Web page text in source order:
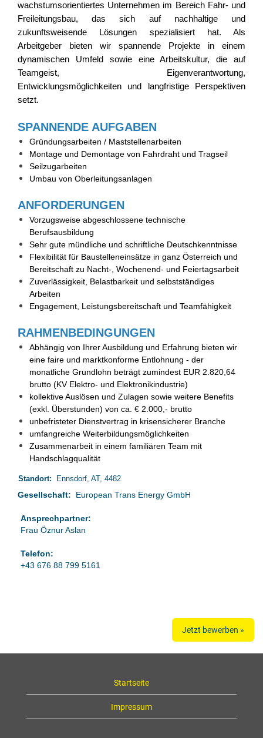
wachstumsorientiertes Unternehmen im Bereich Fahr- und
Freileitungsbau, das sich auf nachhaltige und
zukunftsweisende Lösungen spezialisiert hat. Als
Arbeitgeber bieten wir spannende Projekte in einem
dynamischen Umfeld sowie eine Arbeitskultur, die auf
Teamgeist, Eigenverantwortung,
Entwicklungsmöglichkeiten und langfristige Perspektiven
setzt.
SPANNENDE AUFGABEN
Gründungsarbeiten / Maststellenarbeiten
Montage und Demontage von Fahrdraht und Tragseil
Seilzugarbeiten
Umbau von Oberleitungsanlagen
ANFORDERUNGEN
Vorzugsweise abgeschlossene technische
Berufsausbildung
Sehr gute mündliche und schriftliche Deutschkenntnisse
Flexibilität für Baustelleneinsätze in ganz Österreich und
Bereitschaft zu Nacht-, Wochenend- und Feiertagsarbeit
Zuverlässigkeit, Belastbarkeit und selbstständiges
Arbeiten
Engagement, Leistungsbereitschaft und Teamfähigkeit
RAHMENBEDINGUNGEN
Abhängig von Ihrer Ausbildung und Erfahrung bieten wir
eine faire und marktkonforme Entlohnung - der
monatliche Grundlohn beträgt zumindest EUR 2.820,64
brutto (KV Elektro- und Elektronikindustrie)
kollektive Auslösen und Zulagen sowie weitere Benefits
(exkl. Überstunden) von ca. € 2.000,- brutto
unbefristeter Dienstvertrag in krisensicherer Branche
umfangreiche Weiterbildungsmöglichkeiten
Zusammenarbeit in einem familiären Team mit
Handschlagqualität
Standort: Ennsdorf, AT, 4482
Gesellschaft: European Trans Energy GmbH
Ansprechpartner:
Frau Öznur Aslan
Telefon:
+43 676 88 799 5161
Jetzt bewerben »
Startseite
Impressum